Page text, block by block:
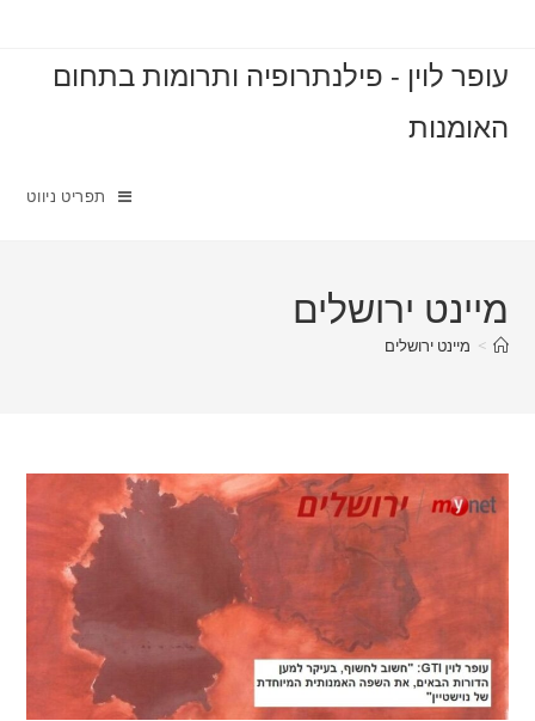
עופר לוין - פילנתרופיה ותרומות בתחום
האומנות
תפריט ניווט
מיינט ירושלים
> מיינט ירושלים